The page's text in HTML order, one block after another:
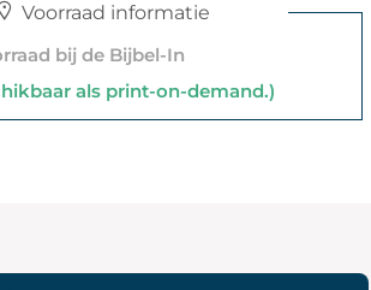
Voorraad informatie
bij de Bijbel-In
als print-on-demand.)